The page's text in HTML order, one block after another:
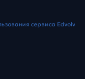
сервиса Edvolv